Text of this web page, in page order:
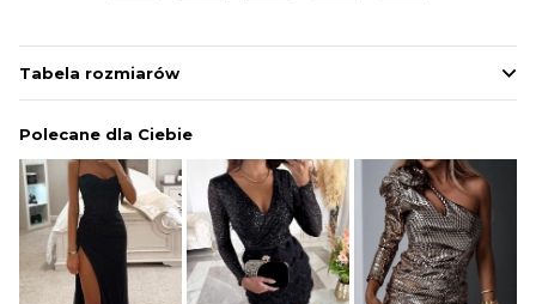
Tabela rozmiarów
Polecane dla Ciebie